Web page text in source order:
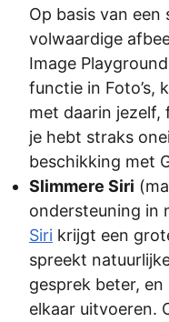
Op basis van een
volwaardige
Image
functie in Foto’s,
met daarin jezelf,
je hebt straks
beschikking met
Slimmere Siri
ondersteuning in
Siri krijgt een
spreekt
gesprek beter,
elkaar uitvoeren.